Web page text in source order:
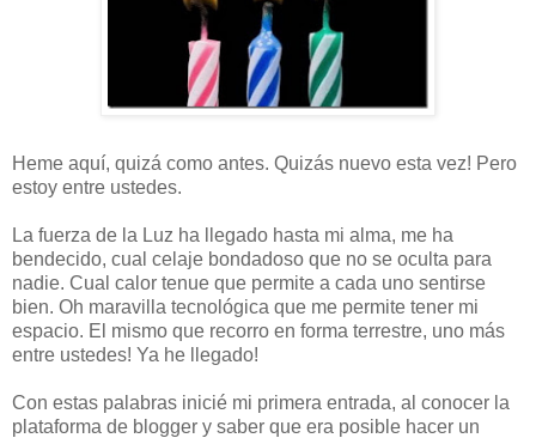
Heme aquí, quizá como antes. Quizás nuevo esta vez! Pero
estoy entre ustedes.
La fuerza de la Luz ha llegado hasta mi alma, me ha
bendecido, cual celaje bondadoso que no se oculta para
nadie. Cual calor tenue que permite a cada uno sentirse
bien. Oh maravilla tecnológica que me permite tener mi
espacio. El mismo que recorro en forma terrestre, uno más
entre ustedes! Ya he llegado!
Con estas palabras inicié mi primera entrada, al conocer la
plataforma de blogger y saber que era posible hacer un